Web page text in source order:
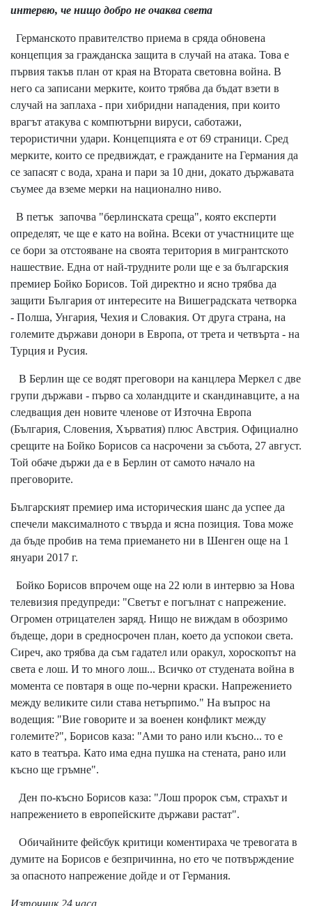
интервю, че нищо добро не очаква света
Германското правителство приема в сряда обновена
концепция за гражданска защита в случай на атака. Това е
първия такъв план от края на Втората световна война. В
него са записани мерките, които трябва да бъдат взети в
случай на заплаха - при хибридни нападения, при които
врагът атакува с компютърни вируси, саботажи,
терористични удари. Концепцията е от 69 страници. Сред
мерките, които се предвиждат, е гражданите на Германия да
се запасят с вода, храна и пари за 10 дни, докато държавата
съумее да вземе мерки на национално ниво.
В петък започва "берлинската среща", която експерти
определят, че ще е като на война. Всеки от участниците ще
се бори за отстояване на своята територия в мигрантското
нашествие. Една от най-трудните роли ще е за българския
премиер Бойко Борисов. Той директно и ясно трябва да
защити България от интересите на Вишеградската четворка
- Полша, Унгария, Чехия и Словакия. От друга страна, на
големите държави донори в Европа, от трета и четвърта - на
Турция и Русия.
В Берлин ще се водят преговори на канцлера Меркел с две
групи държави - първо са холандците и скандинавците, а на
следващия ден новите членове от Източна Европа
(България, Словения, Хърватия) плюс Австрия. Официално
срещите на Бойко Борисов са насрочени за събота, 27 август.
Той обаче държи да е в Берлин от самото начало на
преговорите.
Българският премиер има историческия шанс да успее да
спечели максималното с твърда и ясна позиция. Това може
да бъде пробив на тема приемането ни в Шенген още на 1
януари 2017 г.
Бойко Борисов впрочем още на 22 юли в интервю за Нова
телевизия предупреди: "Светът е погълнат с напрежение.
Огромен отрицателен заряд. Нищо не виждам в обозримо
бъдеще, дори в средносрочен план, което да успокои света.
Сиреч, ако трябва да съм гадател или оракул, хороскопът на
света е лош. И то много лош... Всичко от студената война в
момента се повтаря в още по-черни краски. Напрежението
между великите сили става нетърпимо." На въпрос на
водещия: "Вие говорите и за военен конфликт между
големите?", Борисов каза: "Ами то рано или късно... то е
като в театъра. Като има една пушка на стената, рано или
късно ще гръмне".
Ден по-късно Борисов каза: "Лош пророк съм, страхът и
напрежението в европейските държави растат".
Обичайните фейсбук критици коментираха че тревогата в
думите на Борисов е безпричинна, но ето че потвърждение
за опасното напрежение дойде и от Германия.
Източник 24 часа